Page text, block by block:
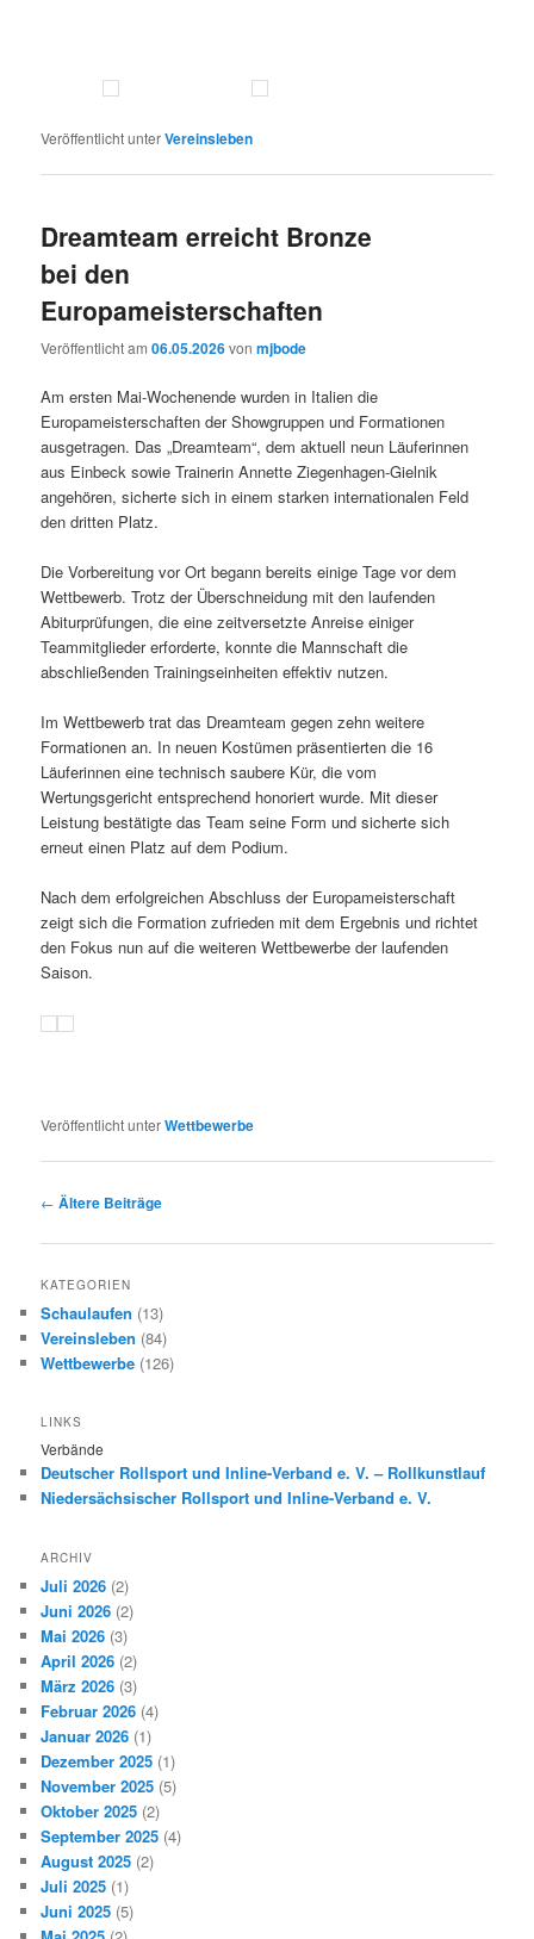
Veröffentlicht unterVereinsleben
Dreamteam erreicht Bronze
bei den
Europameisterschaften
Veröffentlicht am06.05.2026vonmjbode
Am ersten Mai-Wochenende wurden in Italien die
Europameisterschaften der Showgruppen und Formationen
ausgetragen. Das „Dreamteam“, dem aktuell neun Läuferinnen
aus Einbeck sowie Trainerin Annette Ziegenhagen-Gielnik
angehören, sicherte sich in einem starken internationalen Feld
den dritten Platz.
Die Vorbereitung vor Ort begann bereits einige Tage vor dem
Wettbewerb. Trotz der Überschneidung mit den laufenden
Abiturprüfungen, die eine zeitversetzte Anreise einiger
Teammitglieder erforderte, konnte die Mannschaft die
abschließenden Trainingseinheiten effektiv nutzen.
Im Wettbewerb trat das Dreamteam gegen zehn weitere
Formationen an. In neuen Kostümen präsentierten die 16
Läuferinnen eine technisch saubere Kür, die vom
Wertungsgericht entsprechend honoriert wurde. Mit dieser
Leistung bestätigte das Team seine Form und sicherte sich
erneut einen Platz auf dem Podium.
Nach dem erfolgreichen Abschluss der Europameisterschaft
zeigt sich die Formation zufrieden mit dem Ergebnis und richtet
den Fokus nun auf die weiteren Wettbewerbe der laufenden
Saison.
Veröffentlicht unterWettbewerbe
Beitragsnavigation
← Ältere Beiträge
KATEGORIEN
Schaulaufen (13)
Vereinsleben (84)
Wettbewerbe (126)
LINKS
Verbände
Deutscher Rollsport und Inline-Verband e. V. – Rollkunstlauf
Niedersächsischer Rollsport und Inline-Verband e. V.
ARCHIV
Juli 2026 (2)
Juni 2026 (2)
Mai 2026 (3)
April 2026 (2)
März 2026 (3)
Februar 2026 (4)
Januar 2026 (1)
Dezember 2025 (1)
November 2025 (5)
Oktober 2025 (2)
September 2025 (4)
August 2025 (2)
Juli 2025 (1)
Juni 2025 (5)